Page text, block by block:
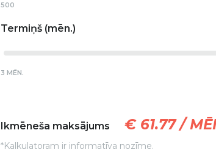
500
Termiņš
3 MĒN.
Ikmēneša maksājums € 61.77 /
*Kalkulatoram ir informatīva nozīme.